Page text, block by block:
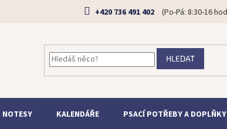
+420 736 491 402
HLEDAT
NOTESY KALENDÁŘE PSACÍ POTŘEBY A DOPLŇKY